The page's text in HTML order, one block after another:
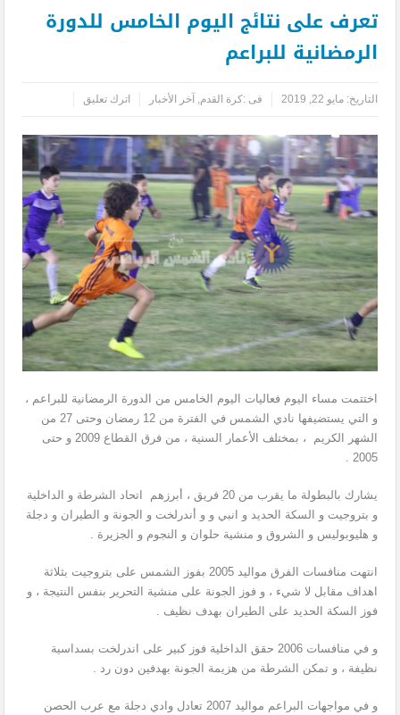
تعرف على نتائج اليوم الخامس للدورة
الرمضانية للبراعم
التاريخ:مايو 22, 2019 فى :كرة القدم, آخر الأخبار اترك تعليق
اختتمت مساء اليوم فعاليات اليوم الخامس من الدورة الرمضانية للبراعم ،
و التي يستضيفها نادي الشمس في الفترة من 12 رمضان وحتى 27 من
الشهر الكريم ، بمختلف الأعمار السنية ، من فرق القطاع 2009 و حتى
2005 .
يشارك بالبطولة ما يقرب من 20 فريق ، أبرزهم اتحاد الشرطة و الداخلية
و بتروجيت و السكة الحديد و انبي و و أندرلخت و الجونة و الطيران و دجلة
و هليوبوليس و الشروق و منشية حلوان و النجوم و الجزيرة .
انتهت منافسات الفرق مواليد 2005 بفوز الشمس على بتروجيت بثلاثة
اهداف مقابل لا شيء ، و فوز الجونة على منشية التحرير بنفس النتيجة ، و
فوز السكة الحديد على الطيران بهدف نظيف .
و في منافسات 2006 حقق الداخلية فوز كبير على اندرلخت بسداسية
نظيفة ، و تمكن الشرطة من هزيمة الجونة بهدفين دون رد .
و في مواجهات البراعم مواليد 2007 تعادل وادي دجلة مع عرب الحصن